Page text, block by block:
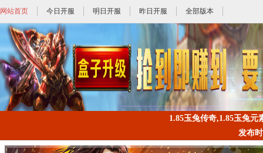
网站首页 今日开服 明日开服 昨日开服 全部版本
1.85玉兔传奇,1.85玉兔元
发布